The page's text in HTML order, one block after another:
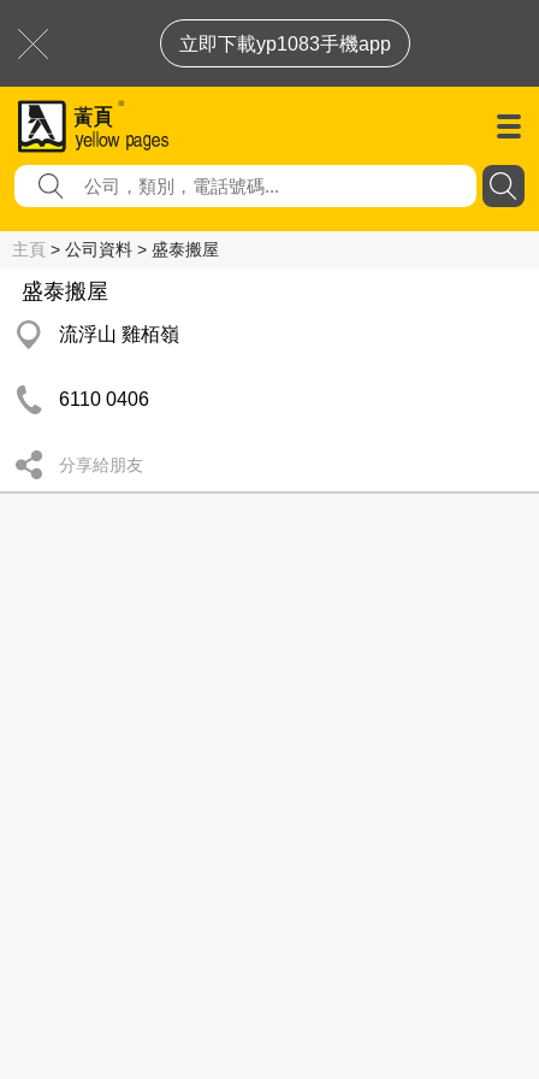
立即下載yp1083手機app
主頁 > 公司資料 > 盛泰搬屋
盛泰搬屋
流浮山 雞栢嶺
6110 0406
分享給朋友